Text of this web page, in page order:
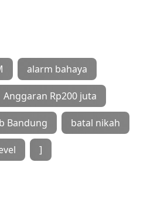
alarm bahaya
Anggaran Rp200 juta
Bandung batal nikah
]